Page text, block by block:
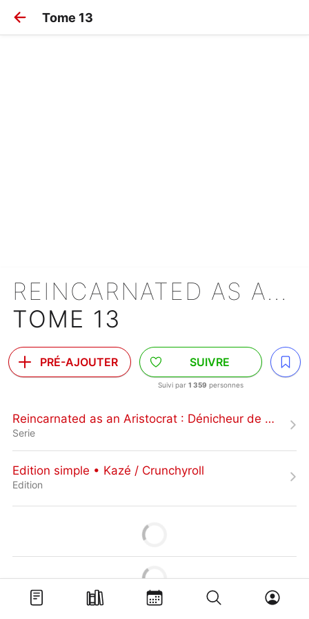
Tome 13
REINCARNATED AS AN ARISTOCRAT : DÉNICHEUR DE TALENTS
TOME 13
PRÉ-AJOUTER SUIVRE
Suivi par 1 359 personnes
Reincarnated as an Aristocrat : Dénicheur de Talents
Serie
Edition simple • Kazé / Crunchyroll
Edition